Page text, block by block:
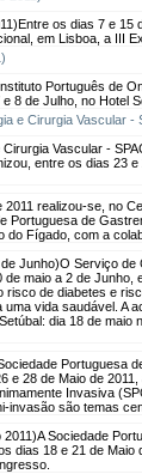
Entre os dias 7 e 15
em Lisboa, a III
Português de
8 de Julho, no Hotel
Vascular -
entre os dias 23
2011 realizou-se, no
Portuguesa de
Fígado, com a
Junho)O Serviço de
maio a 2 de Junho,
risco de diabetes e
vida saudável. A
dia 18 de maio
Portuguesa
e 28 de Maio de
Invasiva
invasão são temas
2011)A Sociedade
dias 18 e 21 de Maio